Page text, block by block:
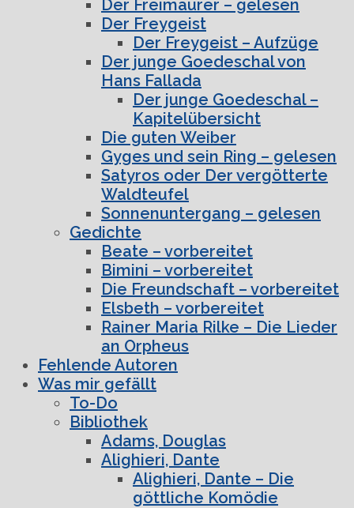
Der Freimaurer – gelesen
Der Freygeist
Der Freygeist – Aufzüge
Der junge Goedeschal von
Hans Fallada
Der junge Goedeschal –
Kapitelübersicht
Die guten Weiber
Gyges und sein Ring – gelesen
Satyros oder Der vergötterte
Waldteufel
Sonnenuntergang – gelesen
Gedichte
Beate – vorbereitet
Bimini – vorbereitet
Die Freundschaft – vorbereitet
Elsbeth – vorbereitet
Rainer Maria Rilke – Die Lieder
an Orpheus
Fehlende Autoren
Was mir gefällt
To-Do
Bibliothek
Adams, Douglas
Alighieri, Dante
Alighieri, Dante – Die
göttliche Komödie